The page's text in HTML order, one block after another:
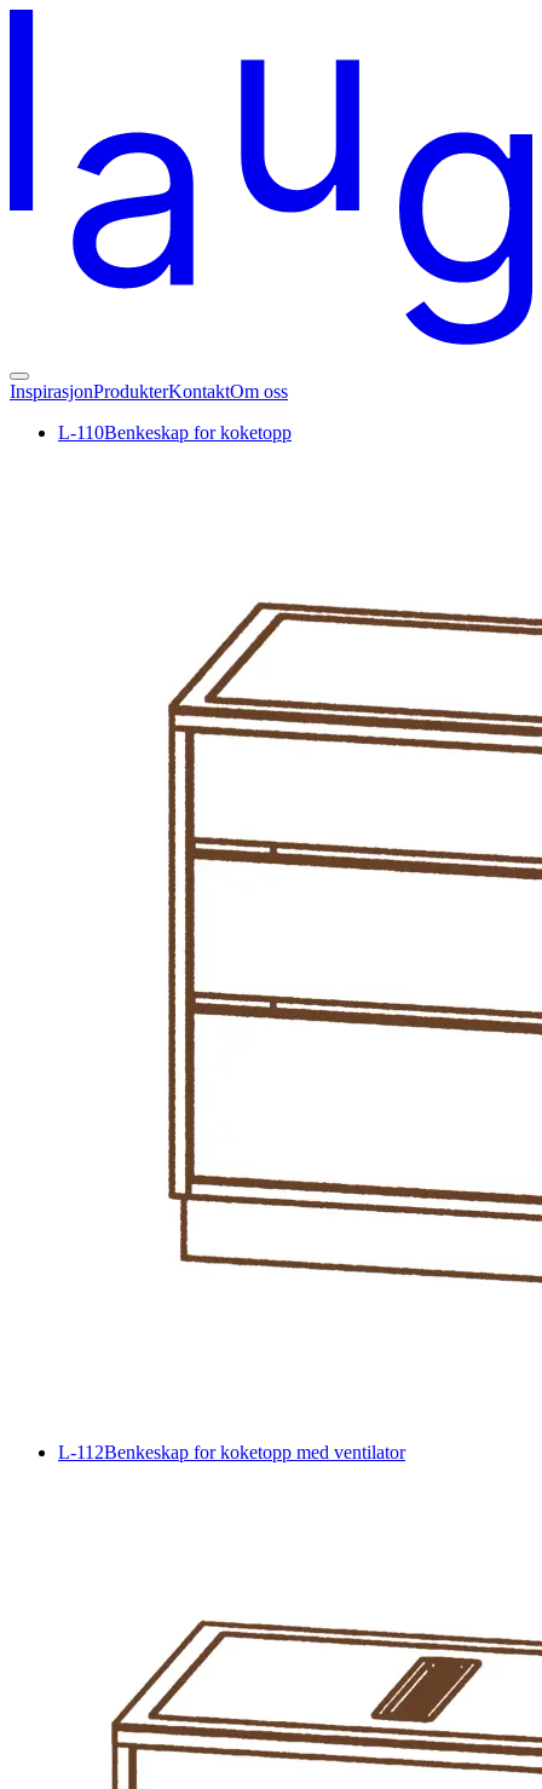
InspirasjonProdukterKontaktOm oss
L-110Benkeskap for koketopp
L-112Benkeskap for koketopp med ventilator